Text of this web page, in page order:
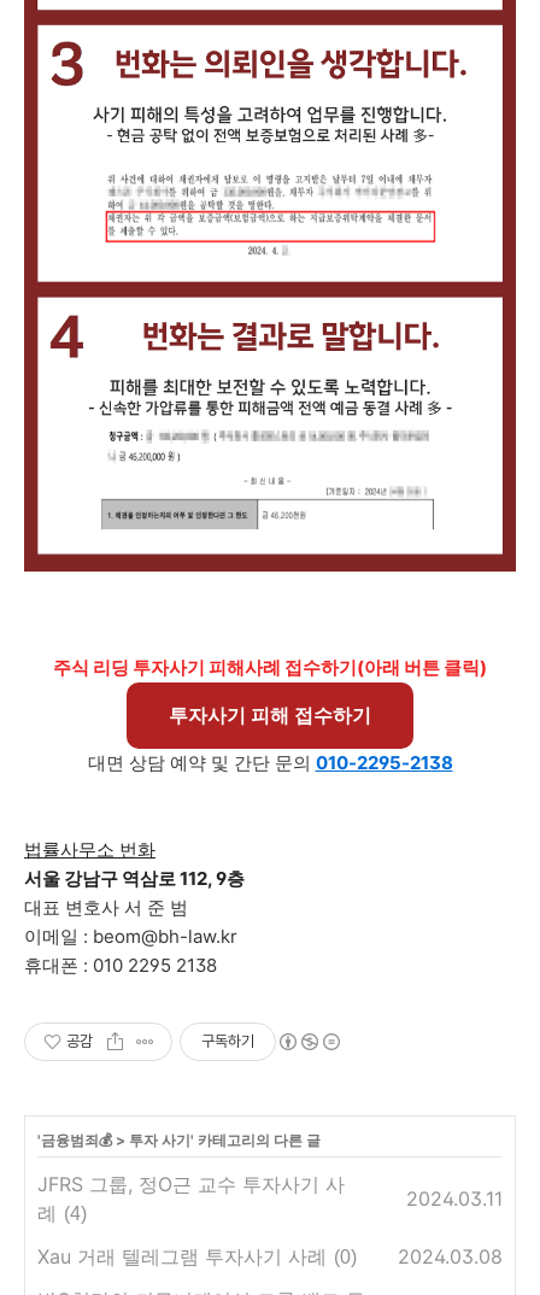
주식 리딩 투자사기 피해사례 접수하기(아래 버튼 클릭)
투자사기 피해 접수하기
대면 상담 예약 및 간단 문의 010-2295-2138
법률사무소 번화
서울 강남구 역삼로 112, 9층
대표 변호사 서 준 범
이메일 : beom@bh-law.kr
휴대폰 : 010 2295 2138
공감 구독하기
'금융범죄💰> 투자 사기' 카테고리의 다른 글
JFRS 그룹, 정O근 교수 투자사기 사
례 (4)
2024.03.11
Xau 거래 텔레그램 투자사기 사례 (0)
2024.03.08